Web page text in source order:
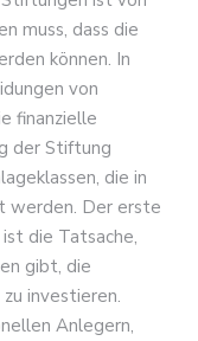
muss, dass die
können. In
von
finanzielle
der Stiftung
die in
werden. Der erste
die Tatsache,
gibt, die
investieren.
Anlegern,